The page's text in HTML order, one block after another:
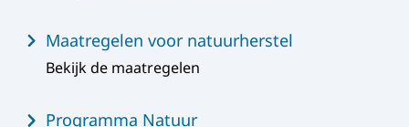
Maatregelen voor natuurherstel
Bekijk de maatregelen
Programma Natuur